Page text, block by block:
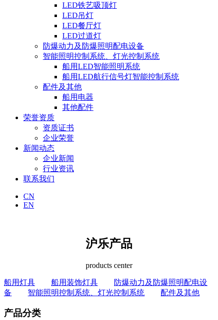
LED铁艺吸顶灯
LED吊灯
LED餐厅灯
LED过道灯
防爆动力及防爆照明配电设备
智能照明控制系统、灯光控制系统
船用LED智能照明系统
船用LED航行信号灯智能控制系统
配件及其他
船用电器
其他配件
荣誉资质
资质证书
企业荣誉
新闻动态
企业新闻
行业资讯
联系我们
CN
EN
沪乐产品
products center
船用灯具 船用装饰灯具
防爆动力及防爆照明配电设
备
智能照明控制系统、灯光控制系统 配件及其他
产品分类